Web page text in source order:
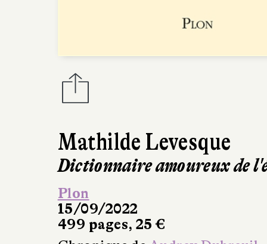
Mathilde Levesque
Dictionnaire amoureux de
Plon
15/09/2022
499 pages, 25 €